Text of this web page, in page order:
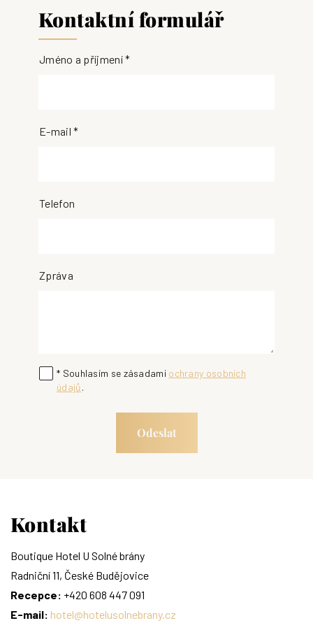
Kontaktní formulář
Jméno a příjmení *
E-mail *
Telefon
Zpráva
* Souhlasím se zásadami ochrany osobních
údajů.
Odeslat
Kontakt
Boutique Hotel U Solné brány
Radniční 11, České Budějovice
Recepce: +420 608 447 091
E-mail: hotel@hotelusolnebrany.cz